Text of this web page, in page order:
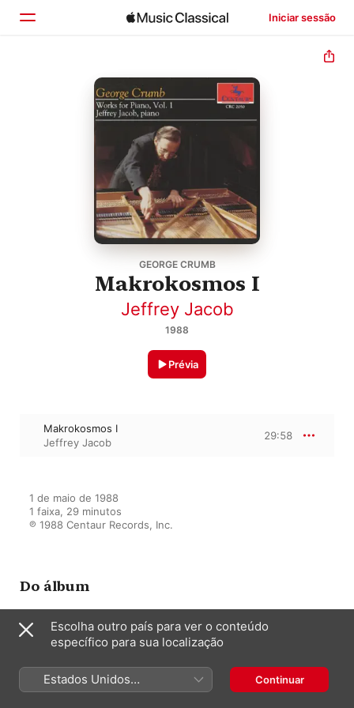
Iniciar sessão
Explorar
GEORGE CRUMB
Makrokosmos I
Jeffrey Jacob
1988
Prévia
Makrokosmos I
Jeffrey Jacob
29:58
1 de maio de 1988
1 faixa, 29 minutos
℗ 1988 Centaur Records, Inc.
Do álbum
Crumb: Works for Piano, Vol. 1
Jeffrey Jacob
Escolha outro país para ver o conteúdo
específico para sua localização
Estados Unidos
(Português Brasil)
Continuar